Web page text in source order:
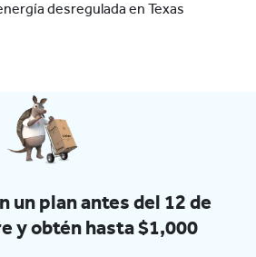
desregulada en Texas
un plan antes del 12 de
y obtén hasta $1,000